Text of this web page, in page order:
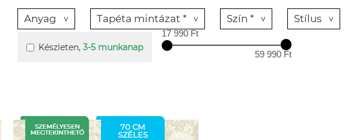
Anyag Tapéta mintázat * Szín * Stílus
Készleten, 3-5 munkanap
17 990 Ft
59 990 Ft
70 CM
SZÉLES